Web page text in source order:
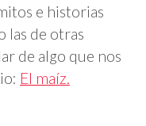
e historias
las de otras
de algo que nos
El maíz.